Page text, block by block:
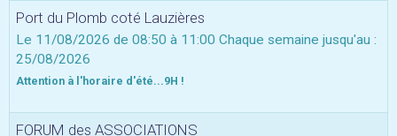
Port du Plomb coté Lauzières
Le 11/08/2026 de 08:50 à 11:00 Chaque semaine jusqu'au :
25/08/2026
Attention à l'horaire d'été...9H !
FORUM des ASSOCIATIONS